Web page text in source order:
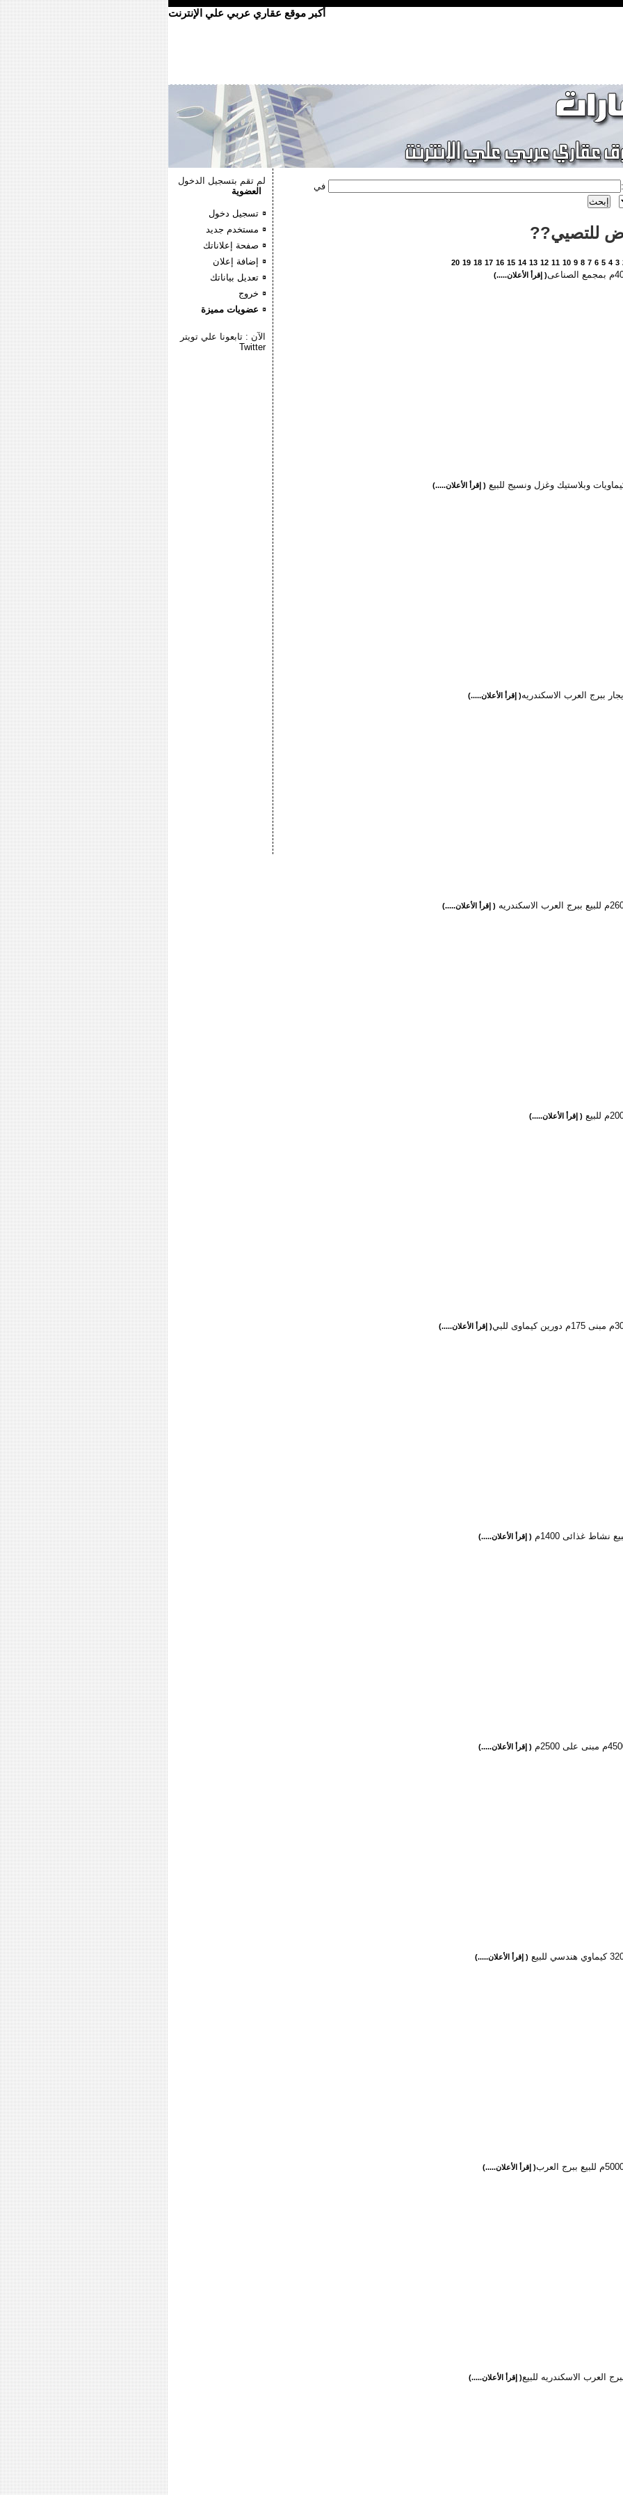
أكبر موقع عقاري عربي علي الإنترنت
لم تقم بتسجيل الدخول
العضوية
تسجيل دخول
مستخدم جديد
صفحة إعلاناتك
إضافة إعلان
تعديل بياناتك
خروج
عضويات مميزة
الآن : تابعونا علي تويتر
Twitter
في
للتصيي??
3
4
5
6
7
8
9
10
11
12
13
14
15
16
17
18
19
20
( إقرأ الأعلان.....)
وبلاستيك وغزل ونسيج للبيع ( إقرأ الأعلان.....)
ببرج العرب الاسكندريه( إقرأ الأعلان.....)
( إقرأ الأعلان.....)
( إقرأ الأعلان.....)
( إقرأ الأعلان.....)
نشاط غذائى 1400م ( إقرأ الأعلان.....)
( إقرأ الأعلان.....)
( إقرأ الأعلان.....)
( إقرأ الأعلان.....)
العرب الاسكندريه للبيع( إقرأ الأعلان.....)